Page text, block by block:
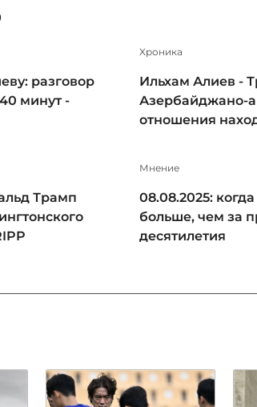
разговор
минут -
Xроника
Ильхам Алиев -
Азербайджано-
отношения
Трамп
Мнение
08.08.2025:
больше, чем за
десятилетия